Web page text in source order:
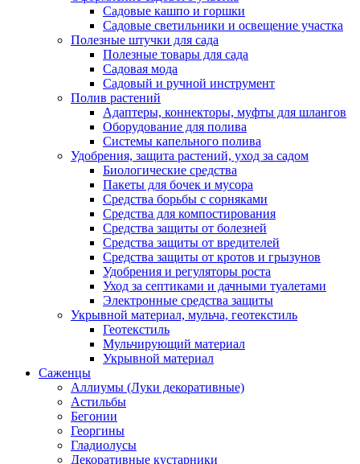
Садовые кашпо и горшки
Садовые светильники и освещение участка
Полезные штучки для сада
Полезные товары для сада
Садовая мода
Садовый и ручной инструмент
Полив растений
Адаптеры, коннекторы, муфты для шлангов
Оборудование для полива
Системы капельного полива
Удобрения, защита растений, уход за садом
Биологические средства
Пакеты для бочек и мусора
Средства борьбы с сорняками
Средства для компостирования
Средства защиты от болезней
Средства защиты от вредителей
Средства защиты от кротов и грызунов
Удобрения и регуляторы роста
Уход за септиками и дачными туалетами
Электронные средства защиты
Укрывной материал, мульча, геотекстиль
Геотекстиль
Мульчирующий материал
Укрывной материал
Саженцы
Аллиумы (Луки декоративные)
Астильбы
Бегонии
Георгины
Гладиолусы
Декоративные кустарники